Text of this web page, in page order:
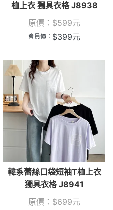
桖上衣 獨具衣格 J8938
原價： $599元
會員價： $399元
韓系蕾絲口袋短袖T桖上衣
獨具衣格 J8941
原價： $699元